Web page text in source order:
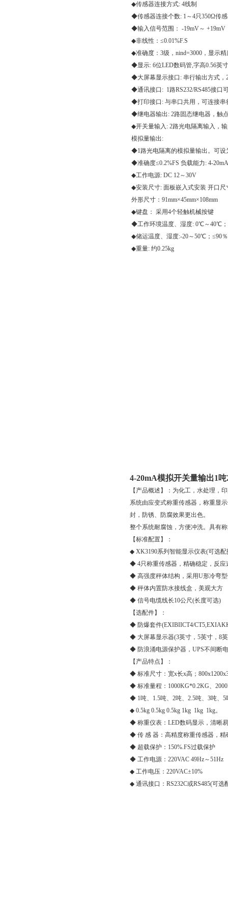
◆传感器连接方式: 4线制
◆传感器连接个数: 1～4只350Ω传
◆输入信号范围： -19mV～ +19mV
◆非线性：≤0.01%F.S
◆准确度：3级，nind=3000，显示精
◆显示: 6位LED数码管,字高0.56英
◆大屏幕显示接口: 串行输出方式，
◆通讯接口: 1路RS232/RS485接口
◆打印接口: 与串口共用，可连接串
◆继电器输出: 2路固态继电器，触
◆开关量输入: 2路光电隔离输入，
模拟量输出:
◆1路光电隔离的模拟量输出。可设
◆准确度≤0.2%FS 负载能力: 4-
◆工作电源: DC 12～30V
◆安装尺寸: 面板嵌入式安装 开口尺
外形尺寸：91mm×45mm×108mm
◆键盘： 采用4个轻触机械按键
◆工作环境温度、湿度: 0℃～40℃；
◆储运温度、湿度:-20～50℃；≤90
◆重量: 约0.25kg
4-20mA模拟开关量输出1
【产品概述】：为化工，水处理，
系统由应变式称重传感器，称重显
封，防锈、防腐效果更出色。
整个系统耐腐蚀，方便冲洗。具有
【标准配置】：
◆ XK3190系列智能显示仪表(可选配
◆ 4只称重传感器，精确稳定，反应
◆ 高强度秤体结构，采用U形冷弯
◆ 秤体内置防水接线盒，美观大方
◆ 信号电缆线长10公尺(长度可选)
【选配件】：
◆ 防爆套件(EXIBIICT4/
◆ 大屏幕显示器(3英寸，5英寸，8
◆ 防浪涌电源保护器，UPS不间断
【产品特点】：
◆ 标准尺寸：宽x长x高；
◆ 标准量程：1000KG*0.2KG、
◆ 1吨、1.5吨、2吨、2.5吨、3吨、5
◆ 0.5kg 0.5kg 0.5kg 1kg 1kg 1kg。
◆ 称重仪表：LED数码显示，清晰
◆ 传 感 器：高精度称重传感器，精
◆ 超载保护：150%.FS过载保护
◆ 工作电源：220VAC 49Hz～51Hz
◆ 工作电压：220VAC±10%
◆ 通讯接口：RS232C或RS485(可选